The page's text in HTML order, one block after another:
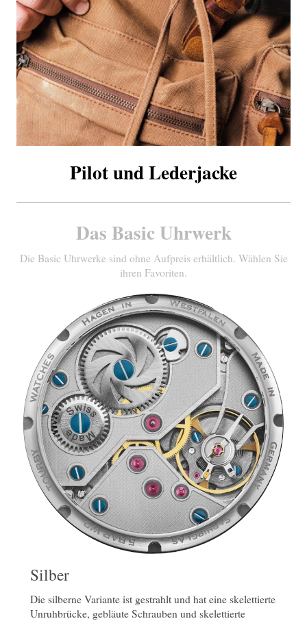
Pilot und Lederjacke
Das Basic Uhrwerk
Die Basic Uhrwerke sind ohne Aufpreis erhältlich. Wählen Sie
ihren Favoriten.
Silber
Die silberne Variante ist gestrahlt und hat eine skelettierte
Unruhbrücke, gebläute Schrauben und skelettierte